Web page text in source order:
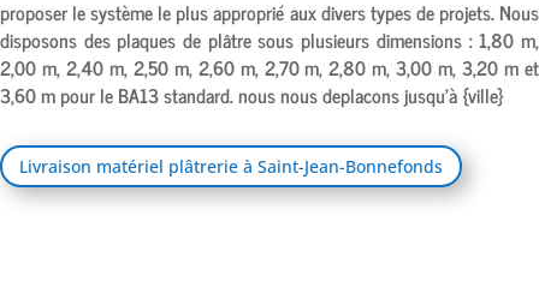
proposer le système le plus approprié aux divers types de projets. Nous
disposons des plaques de plâtre sous plusieurs dimensions : 1,80 m,
2,00 m, 2,40 m, 2,50 m, 2,60 m, 2,70 m, 2,80 m, 3,00 m, 3,20 m et
3,60 m pour le BA13 standard. nous nous deplacons jusqu’à {ville}
Livraison matériel plâtrerie à Saint-Jean-Bonnefonds